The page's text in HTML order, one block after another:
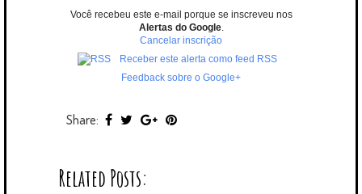
Você recebeu este e-mail porque se inscreveu nos
Alertas do Google.
Cancelar inscrição
Receber este alerta como feed RSS
Feedback sobre o Google+
Share:
Related Posts: